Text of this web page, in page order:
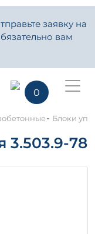
заявку на
вам
0
- Блоки
3.503.9-78